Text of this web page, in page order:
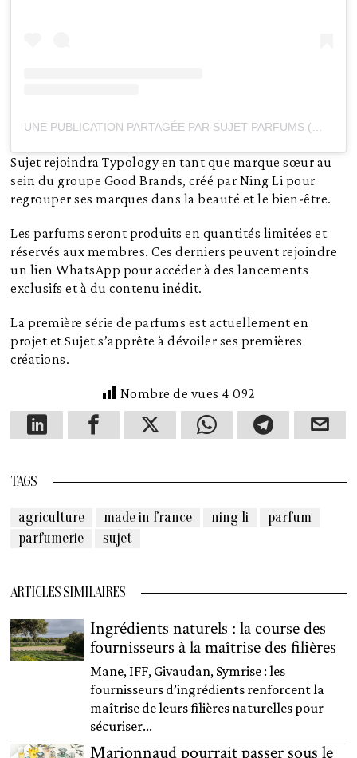
UNE PUBLICATION PARTAGÉE PAR SUJET PARFUMS (@SUJET_PARFUMS)
Sujet rejoindra Typology en tant que marque sœur au
sein du groupe Good Brands, créé par Ning Li pour
regrouper ses marques dans la beauté et le bien-être.
Les parfums seront produits en quantités limitées et
réservés aux membres. Ces derniers peuvent rejoindre
un lien WhatsApp pour accéder à des lancements
exclusifs et à du contenu inédit.
La première série de parfums est actuellement en
projet et Sujet s’apprête à dévoiler ses premières
créations.
Nombre de vues 4 092
TAGS
agriculture made in france ning li
parfum
parfumerie
sujet
ARTICLES SIMILAIRES
Ingrédients naturels : la course des
fournisseurs à la maîtrise des filières
Mane, IFF, Givaudan, Symrise : les
fournisseurs d’ingrédients renforcent la
maîtrise de leurs filières naturelles pour
sécuriser...
Marionnaud pourrait passer sous le